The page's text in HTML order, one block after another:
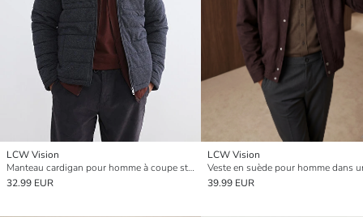
LCW Vision
Manteau cardigan pour homme à coupe standard
32.99 EUR
LCW Vision
39.99 EUR